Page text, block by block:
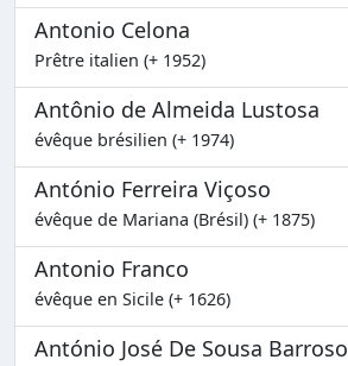
Antonio Celona
Prêtre italien (+ 1952)
Antônio de Almeida Lustosa
évêque brésilien (+ 1974)
António Ferreira Viçoso
évêque de Mariana (Brésil) (+ 1875)
Antonio Franco
évêque en Sicile (+ 1626)
António José De Sousa Barroso